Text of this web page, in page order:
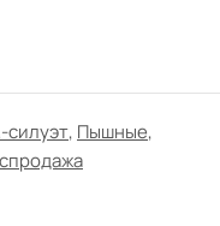
силуэт, Пышные,